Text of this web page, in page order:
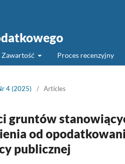
Zawartość Proces recenzyjny
4 (2025) / Articles
gruntów
od
publicznej